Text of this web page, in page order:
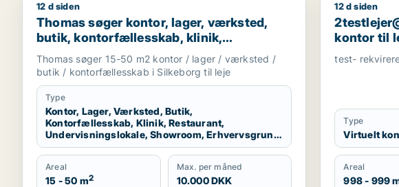
Thomas søger kontor, lager, værksted, butik, kontorfællesskab,
12 d siden
Thomas søger kontor, lager, værksted,
butik, kontorfællesskab, klinik,
restaurant, undervisningslokale,
showroom, erhvervsgrund,
produktionslokaler eller garage til leje i
Silkeborg
Thomas søger 15-50 m2 kontor / lager / værksted /
butik / kontorfællesskab i Silkeborg til leje
Type
Kontor, Lager, Værksted, Butik,
Kontorfællesskab, Klinik, Restaurant,
Undervisningslokale, Showroom, Erhvervsgrund,
Produktionslokaler, Garage
Areal
15 - 50 m2
Max. per måned
10.000 DKK
12 d siden
kontor til
test-
Type
Virtuelt
Areal
998 - 999